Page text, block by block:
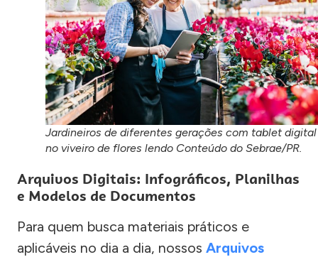
Jardineiros de diferentes gerações com tablet digital
no viveiro de flores lendo Conteúdo do Sebrae/PR.
Arquivos Digitais: Infográficos, Planilhas
e Modelos de Documentos
Para quem busca materiais práticos e
aplicáveis no dia a dia, nossos Arquivos